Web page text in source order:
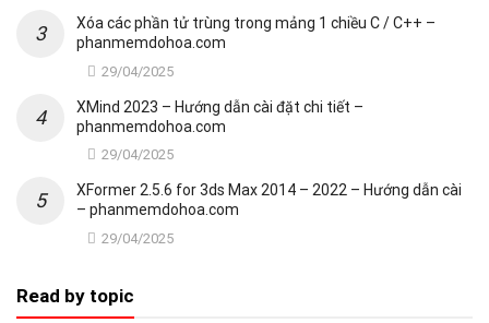
Xóa các phần tử trùng trong mảng 1 chiều C / C++ –
phanmemdohoa.com
29/04/2025
XMind 2023 – Hướng dẫn cài đặt chi tiết –
phanmemdohoa.com
29/04/2025
XFormer 2.5.6 for 3ds Max 2014 – 2022 – Hướng dẫn cài
– phanmemdohoa.com
29/04/2025
Read by topic